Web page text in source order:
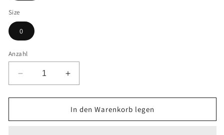
Size
0
Anzahl
Verringere
die
Menge
CEM
Erhöhe
die
Menge
für
CEM
In den Warenkorb legen